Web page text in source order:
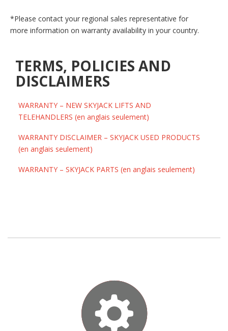
*Please contact your regional sales representative for
more information on warranty availability in your country.
TERMS, POLICIES AND
DISCLAIMERS
WARRANTY – NEW SKYJACK LIFTS AND
TELEHANDLERS (en anglais seulement)
WARRANTY DISCLAIMER – SKYJACK USED PRODUCTS
(en anglais seulement)
WARRANTY – SKYJACK PARTS (en anglais seulement)